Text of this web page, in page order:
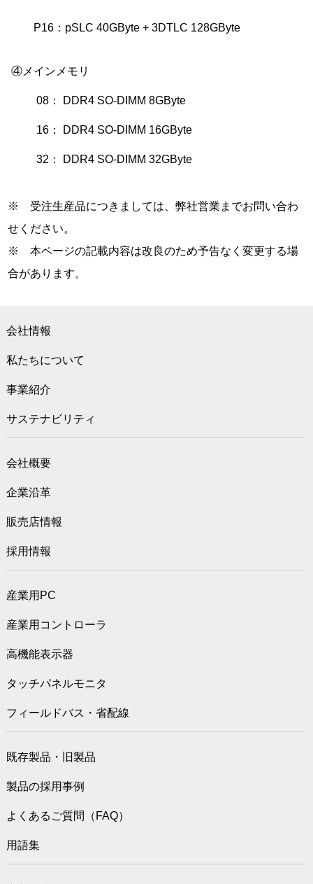
P16：pSLC 40GByte + 3DTLC 128GByte
④メインメモリ
08： DDR4 SO-DIMM 8GByte
16： DDR4 SO-DIMM 16GByte
32： DDR4 SO-DIMM 32GByte
※ 受注生産品につきましては、弊社営業までお問い合わ
せください。
※ 本ページの記載内容は改良のため予告なく変更する場
合があります。
会社情報
私たちについて
事業紹介
サステナビリティ
会社概要
企業沿革
販売店情報
採用情報
産業用PC
産業用コントローラ
高機能表示器
タッチパネルモニタ
フィールドバス・省配線
既存製品・旧製品
製品の採用事例
よくあるご質問（FAQ）
用語集